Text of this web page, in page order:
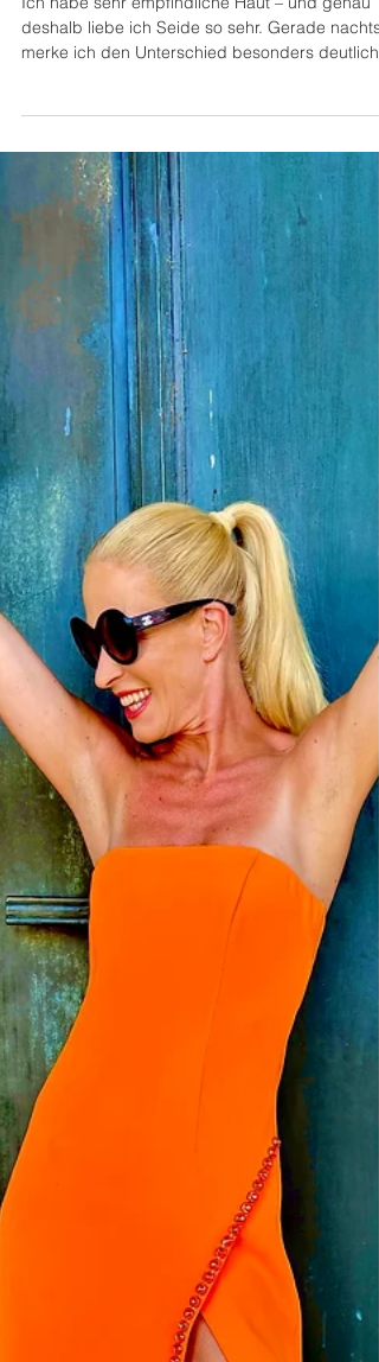
SilkSilky
Ich habe sehr empfindliche Haut – und genau
merke ich den Unterschied besonders deutlich.
Haut reiben, können schnell unangenehm
werden. Meine Seidennachtwäsche von SilkSilky
aus 100 % Maulbeerseide fühlt sich dagegen
unglaublich weich, glatt und federleicht an.
ist von Natur aus atmungsaktiv,
temperaturregulierend und besonders sanft zu
empfindlicher Haut – perfekt für einen